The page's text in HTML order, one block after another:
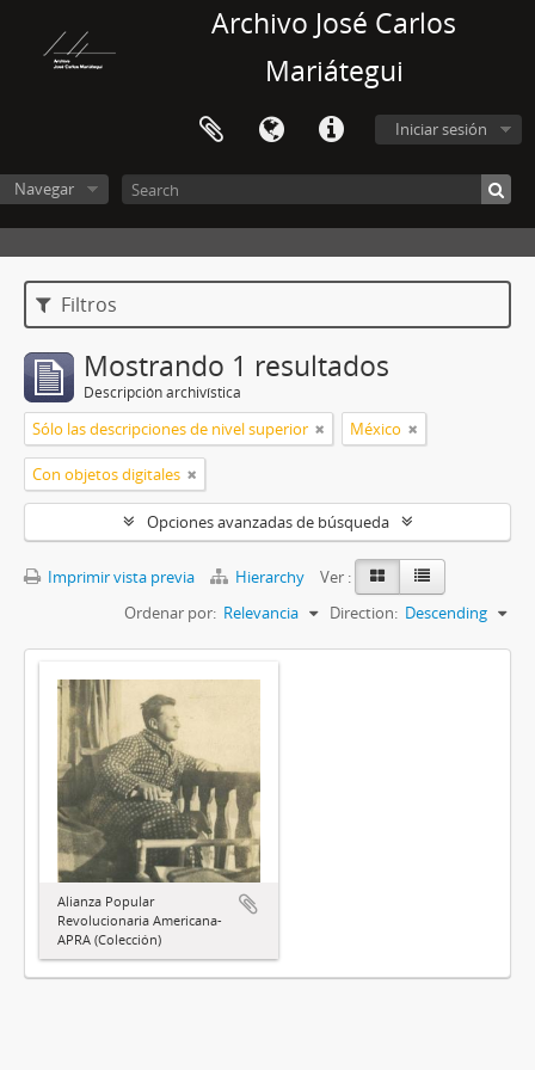
Archivo José Carlos
Mariátegui
Iniciar sesión
Navegar
Filtros
Mostrando 1 resultados
Descripción archivística
Sólo las descripciones de nivel superior México
Con objetos digitales
Opciones avanzadas de búsqueda
Imprimir vista previa Hierarchy
Ver :
Ordenar por: Relevancia Direction: Descending
Alianza Popular
Revolucionaria Americana-
APRA (Colección)